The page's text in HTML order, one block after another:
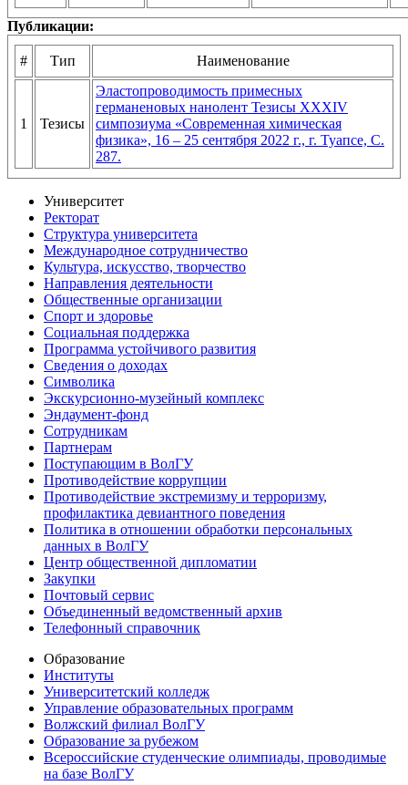
Публикации:
# Тип Наименование
1 Тезисы
Эластопроводимость примесных
германеновых нанолент Тезисы XXXIV
симпозиума «Современная химическая
физика», 16 – 25 сентября 2022 г., г. Туапсе, С.
287.
Университет
Ректорат
Структура университета
Международное сотрудничество
Культура, искусство, творчество
Направления деятельности
Общественные организации
Спорт и здоровье
Социальная поддержка
Программа устойчивого развития
Сведения о доходах
Символика
Экскурсионно-музейный комплекс
Эндаумент-фонд
Сотрудникам
Партнерам
Поступающим в ВолГУ
Противодействие коррупции
Противодействие экстремизму и терроризму,
профилактика девиантного поведения
Политика в отношении обработки персональных
данных в ВолГУ
Центр общественной дипломатии
Закупки
Почтовый сервис
Объединенный ведомственный архив
Телефонный справочник
Образование
Институты
Университетский колледж
Управление образовательных программ
Волжский филиал ВолГУ
Образование за рубежом
Всероссийские студенческие олимпиады, проводимые
на базе ВолГУ